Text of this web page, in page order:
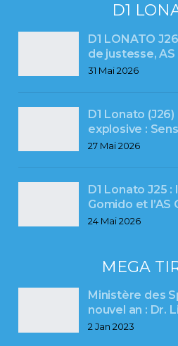
D1
D1 LONATO
de justesse,
31 Mai 2026
D1 Lonato
explosive :
27 Mai 2026
D1 Lonato J25 :
Gomido et l’AS
24 Mai 2026
MEGA
Ministère des
nouvel an : Dr.
2 Jan 2023